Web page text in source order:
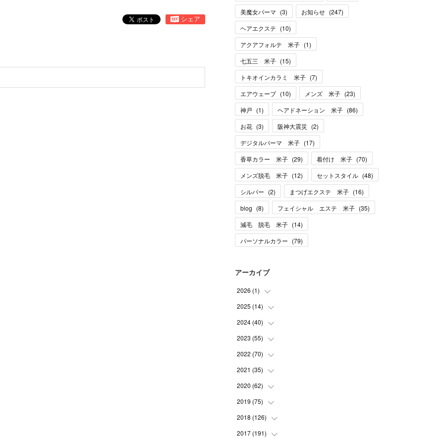
美魔女パーマ (3) お知らせ (247)
ヘアエクステ (10)
アクアフォルテ 米子 (1)
七五三 米子 (15)
トキオインカラミ 米子 (7)
エアウェーブ (10) メンズ 米子 (23)
神戸 (1) ヘアドネーション 米子 (86)
お花 (3) 阪神大震災 (2)
デジタルパーマ 米子 (17)
香草カラー 米子 (29) 着付け 米子 (70)
メンズ脱毛 米子 (12) セットスタイル (48)
シルバー (2) まつげエクステ 米子 (16)
blog (8) フェイシャル エステ 米子 (35)
減毛 脱毛 米子 (14)
パーソナルカラー (79)
アーカイブ
2026 (1)
(1
2025 (14)
(10
)
(1
(1
(2
2024 (40)
(1
(1
(3
(2
(7
(4)
(3)
2023 (55)
(2
(4
(3
(3
(6)
(4)
2022 (70)
(7
(11
)
(8
(1)
(3)
2021 (35)
(5
(7
(5)
(3)
2020 (62)
(6
(9)
(7)
2019 (75)
(1)
(2)
2018 (126)
(6)
2017 (191)